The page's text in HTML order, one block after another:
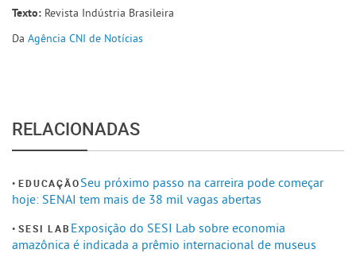
Texto: Revista Indústria Brasileira
Da Agência CNI de Notícias
RELACIONADAS
EDUCAÇÃOSeu próximo passo na carreira pode começar
hoje: SENAI tem mais de 38 mil vagas abertas
SESI LAB Exposição do SESI Lab sobre economia
amazônica é indicada a prêmio internacional de museus